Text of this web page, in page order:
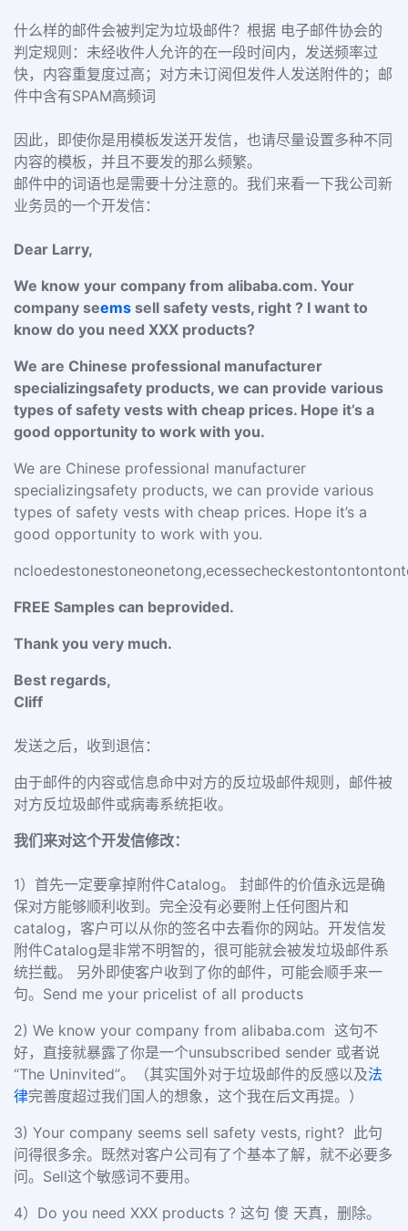
什么样的邮件会被判定为垃圾邮件？根据 电子邮件协会的
判定规则：未经收件人允许的在一段时间内，发送频率过
快，内容重复度过高；对方未订阅但发件人发送附件的；邮
件中含有SPAM高频词
因此，即使你是用模板发送开发信，也请尽量设置多种不同
内容的模板，并且不要发的那么频繁。
邮件中的词语也是需要十分注意的。我们来看一下我公司新
业务员的一个开发信：
Dear Larry,
We know your company from alibaba.com. Your
company seems sell safety vests, right ? I want to
know do you need XXX products?
We are Chinese professional manufacturer
specializingsafety products, we can provide various
types of safety vests with cheap prices. Hope it’s a
good opportunity to work with you.
We are Chinese professional manufacturer
specializingsafety products, we can provide various
types of safety vests with cheap prices. Hope it’s a
good opportunity to work with you.
FREE Samples can beprovided.
Thank you very much.
Best regards,
Cliff
发送之后，收到退信：
由于邮件的内容或信息命中对方的反垃圾邮件规则，邮件被
对方反垃圾邮件或病毒系统拒收。
我们来对这个开发信修改：
1）首先一定要拿掉附件Catalog。 封邮件的价值永远是确
保对方能够顺利收到。完全没有必要附上任何图片和
catalog，客户可以从你的签名中去看你的网站。 开发信发
附件Catalog是非常不明智的，很可能就会被发垃圾邮件系
统拦截。 另外即使客户收到了你的邮件，可能会顺手来一
句。Send me your pricelist of all products
2) We know your company from alibaba.com 这句不
好，直接就暴露了你是一个unsubscribed sender 或者说
“The Uninvited”。（其实国外对于垃圾邮件的反感以及法
律完善度超过我们国人的想象，这个我在后文再提。）
3) Your company seems sell safety vests, right? 此句
问得很多余。既然对客户公司有了个基本了解，就不必要多
问。Sell这个敏感词不要用。
4）Do you need XXX products ? 这句 傻 天真，删除。